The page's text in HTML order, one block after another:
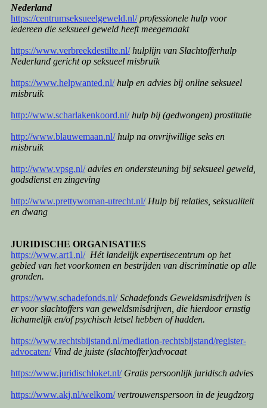
Nederland
https://centrumseksueelgeweld.nl/ professionele hulp voor
iedereen die seksueel geweld heeft meegemaakt
https://www.verbreekdestilte.nl/ hulplijn van Slachtofferhulp
Nederland gericht op seksueel misbruik
https://www.helpwanted.nl/ hulp en advies bij online seksueel
misbruik
http://www.scharlakenkoord.nl/ hulp bij (gedwongen) prostitutie
http://www.blauwemaan.nl/ hulp na onvrijwillige seks en
misbruik
http://www.vpsg.nl/ advies en ondersteuning bij seksueel geweld,
godsdienst en zingeving
http://www.prettywoman-utrecht.nl/ Hulp bij relaties, seksualiteit
en dwang
JURIDISCHE ORGANISATIES
https://www.art1.nl/ Hét landelijk expertisecentrum op het
gebied van het voorkomen en bestrijden van discriminatie op alle
gronden.
https://www.schadefonds.nl/ Schadefonds Gewelds­misdrijven is
er voor slachtoffers van geweldsmisdrijven, die hierdoor ernstig
lichamelijk en/of psychisch letsel hebben of hadden.
https://www.rechtsbijstand.nl/mediation-rechtsbijstand/register-
advocaten/ Vind de juiste (slachtoffer)advocaat
https://www.juridischloket.nl/Gratis persoonlijk juridisch advies
https://www.akj.nl/welkom/ vertrouwenspersoon in de jeugdzorg